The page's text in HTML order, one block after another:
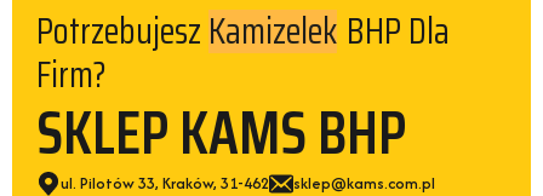
PotrzebujeszKamizelek BHP Dla
Firm?
SKLEP KAMS BHP
ul. Pilotów 33, Kraków, 31-462
sklep@kams.com.pl